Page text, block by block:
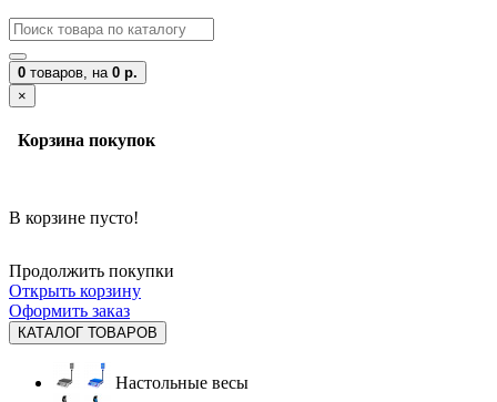
0 товаров, на 0 р.
×
Корзина покупок
В корзине пусто!
Продолжить покупки
Открыть корзину
Оформить заказ
КАТАЛОГ ТОВАРОВ
Настольные весы